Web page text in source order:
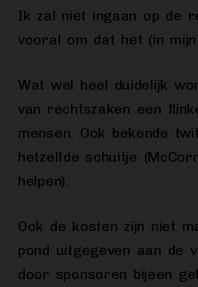
Ik zal niet ingaan op de
vooral om dat het (in
Wat wel heel duidelijk
van rechtszaken een
mensen. Ook bekende
hetzelfde schuitje
helpen).
Ook de kosten zijn niet
pond uitgegeven aan de
door sponsoren bijeen